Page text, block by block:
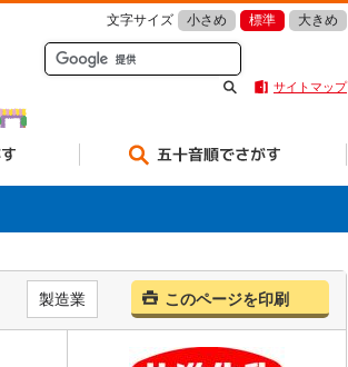
文字サイズ 小さめ 標準 大きめ
サイトマップ
製造業 このページを印刷